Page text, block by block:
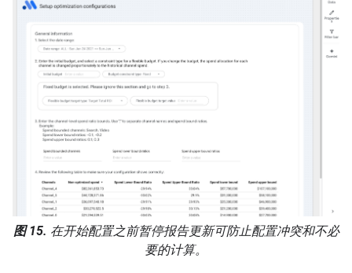
图 15. 在开始配置之前暂停报告更新可防止配置冲突和不必
要的计算。